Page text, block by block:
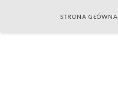
STRONA GŁÓWNA